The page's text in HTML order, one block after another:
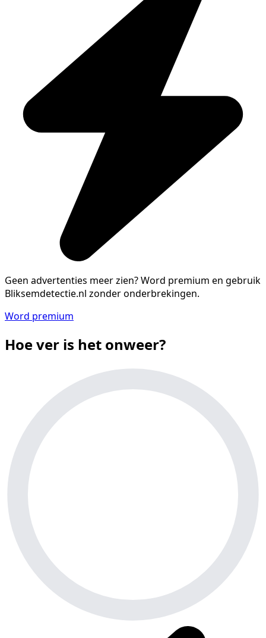
Geen advertenties meer zien?Word premium en gebruik
Bliksemdetectie.nl zonder onderbrekingen.
Word premium
Hoe ver is het onweer?